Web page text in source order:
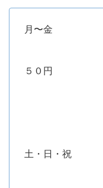
月〜金
５０円
土・日・祝